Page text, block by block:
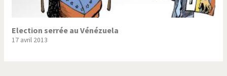
Election serrée au Vénézuela
17 avril 2013